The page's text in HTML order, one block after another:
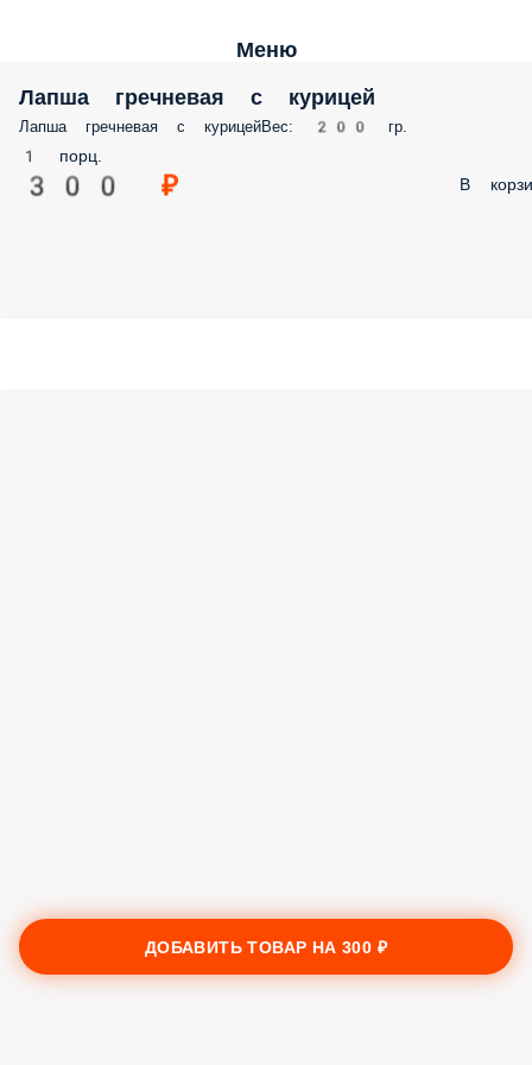
Меню
Лапша гречневая с курицей
Лапша гречневая с курицейВес: 200 гр.
1 порц.
300 ₽ В
ДОБАВИТЬ ТОВАР НА300 ₽